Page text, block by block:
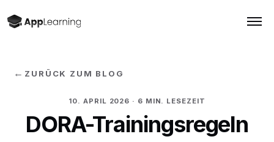
← ZURÜCK ZUM BLOG
10. APRIL 2026 · 6 MIN. LESEZEIT
DORA-Trainingsregeln